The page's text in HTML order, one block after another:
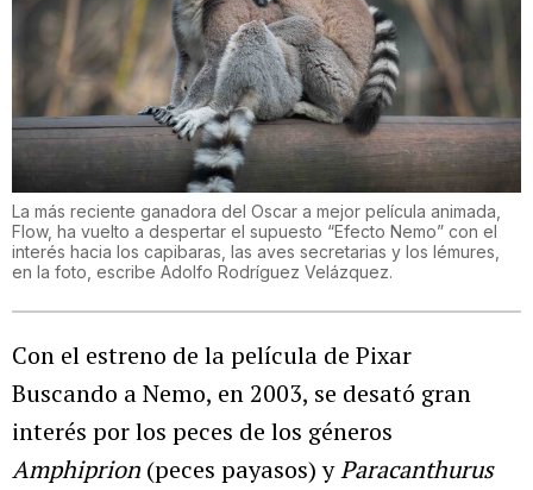
La más reciente ganadora del Oscar a mejor película animada,
Flow, ha vuelto a despertar el supuesto “Efecto Nemo” con el
interés hacia los capibaras, las aves secretarias y los lémures,
en la foto, escribe Adolfo Rodríguez Velázquez.
Con el estreno de la película de Pixar
Buscando a Nemo, en 2003, se desató gran
interés por los peces de los géneros
Amphiprion (peces payasos) yParacanthurus